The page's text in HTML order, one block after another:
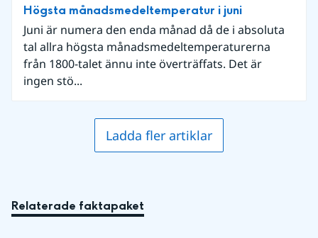
Högsta månadsmedeltemperatur i juni
Juni är numera den enda månad då de i absoluta
tal allra högsta månadsmedeltemperaturerna
från 1800-talet ännu inte överträffats. Det är
ingen stö...
Ladda fler artiklar
Relaterade faktapaket